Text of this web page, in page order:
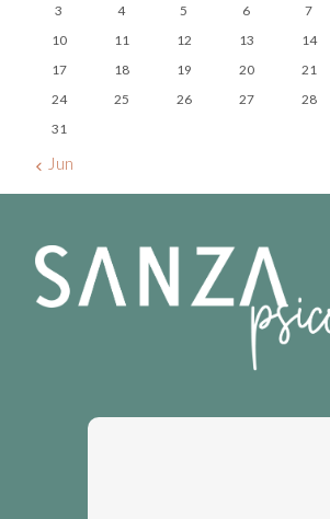
3
4 5 6 7
10
11 12 13 14
17
18 19 20 21
24
25 26 27 28
31
« Jun